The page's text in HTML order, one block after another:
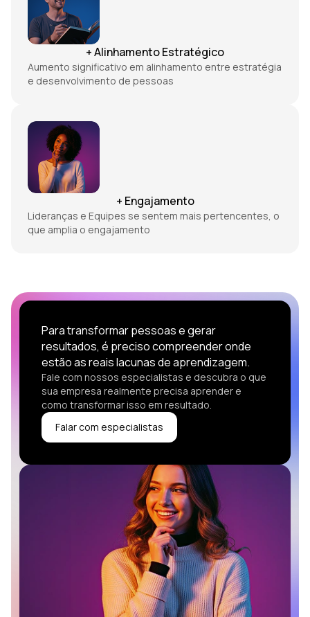
+ Alinhamento Estratégico
Aumento significativo em alinhamento entre estratégia
e desenvolvimento de pessoas
+ Engajamento
Lideranças e Equipes se sentem mais pertencentes, o
que amplia o engajamento
Para transformar pessoas e gerar
resultados, é preciso compreender onde
estão as reais lacunas de aprendizagem.
Fale com nossos especialistas e descubra o que
sua empresa realmente precisa aprender e
como transformar isso em resultado.
Falar com especialistas